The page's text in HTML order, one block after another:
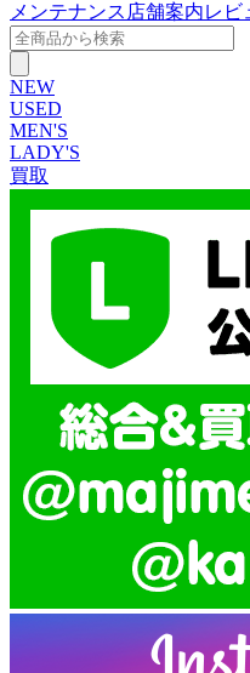
メンテナンス 店舗案内レビ
NEW
USED
MEN'S
LADY'S
買取